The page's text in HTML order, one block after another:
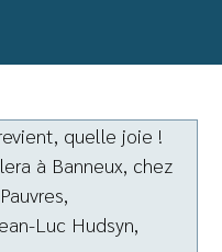
quelle joie !
à Banneux, chez
Luc Hudsyn,